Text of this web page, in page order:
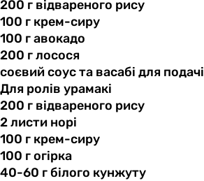
200 г відвареного рису
100 г крем-сиру
100 гавокадо
200 глосося
соєвий соуста васабі для подачі
Для ролів урамакі
200 г відвареного рису
2 листи норі
100 г крем-сиру
100 гогірка
40-60 г білого кунжуту